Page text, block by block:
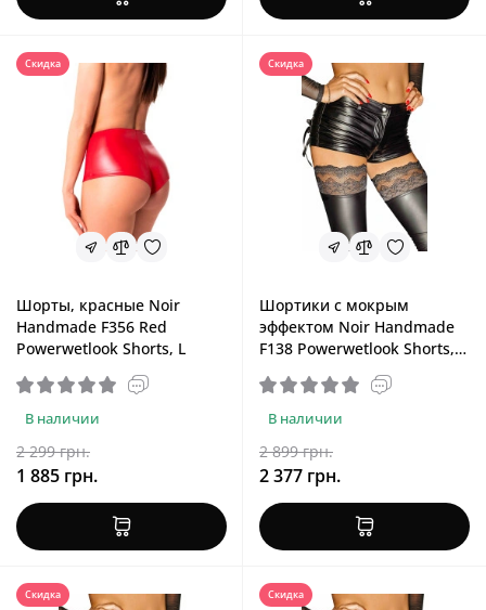
Скидка
Шорты, красные Noir
Handmade F356 Red
Powerwetlook Shorts, L
В наличии
2 299 грн.
1 885 грн.
Скидка
Шортики с мокрым
эффектом Noir Handmade
F138 Powerwetlook Shorts,
В наличии
2 899 грн.
2 377 грн.
Скидка Скидка